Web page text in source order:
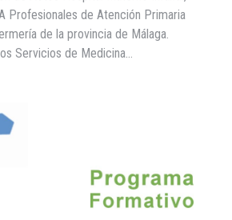
Profesionales de Atención Primaria
de la provincia de Málaga.
Servicios de Medicina…